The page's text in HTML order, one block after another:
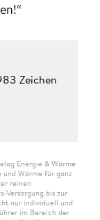
Zeichen
Energie & Wärme
Wärme für ganz
reinen
Versorgung bis zur
nur individuell und
im Bereich der